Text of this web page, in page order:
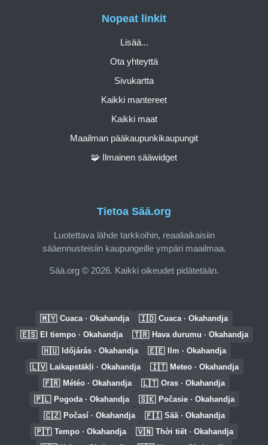
Tietoa Sää.org
Luotettava lähde tarkkoihin, reaaliaikaisiin
sääennusteisiin kaupungeille ympäri maailmaa.
Sää.org © 2026. Kaikki oikeudet pidätetään.
Nopeat linkit
Lisää...
Ota yhteyttä
Sivukartta
Kaikki mantereet
Kaikki maat
Maailman pääkaupunkikaupungit
🧩 Ilmainen sääwidget
🇲🇾 Cuaca · Okahandja 🇮🇩 Cuaca · Okahandja
🇪🇸 El tiempo · Okahandja 🇹🇷 Hava durumu · Okahandja
🇭🇺 Időjárás · Okahandja 🇪🇪 Ilm · Okahandja
🇱🇻 Laikapstākļi · Okahandja 🇮🇹 Meteo · Okahandja
🇫🇷 Météo · Okahandja 🇱🇹 Oras · Okahandja
🇵🇱 Pogoda · Okahandja 🇸🇰 Počasie · Okahandja
🇨🇿 Počasí · Okahandja 🇫🇮 Sää · Okahandja
🇵🇹 Tempo · Okahandja 🇻🇳 Thời tiết · Okahandja